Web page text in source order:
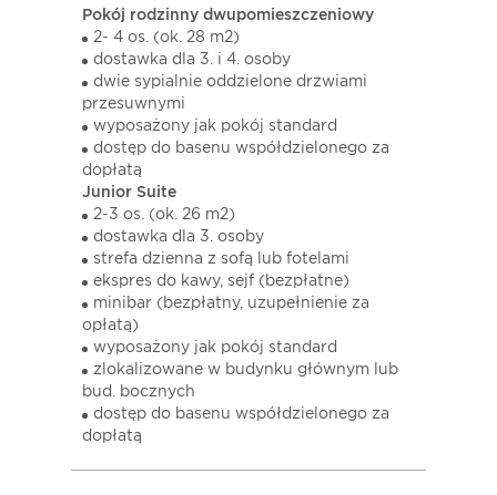
Pokój rodzinny dwupomieszczeniowy
2- 4 os. (ok. 28 m2)
dostawka dla 3. i 4. osoby
dwie sypialnie oddzielone drzwiami
przesuwnymi
wyposażony jak pokój standard
dostęp do basenu współdzielonego za
dopłatą
Junior Suite
2-3 os. (ok. 26 m2)
dostawka dla 3. osoby
strefa dzienna z sofą lub fotelami
ekspres do kawy, sejf (bezpłatne)
minibar (bezpłatny, uzupełnienie za
opłatą)
wyposażony jak pokój standard
zlokalizowane w budynku głównym lub
bud. bocznych
dostęp do basenu współdzielonego za
dopłatą